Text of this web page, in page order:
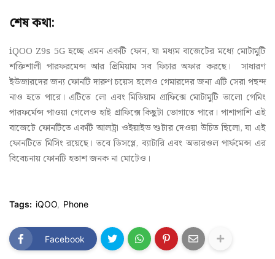
শেষ কথা:
iQOO Z9s 5G হচ্ছে এমন একটি ফোন, যা মধ্যম বাজেটের মধ্যে মোটামুটি
শক্তিশালী পারফরমেন্স আর প্রিমিয়াম সব ফিচার অফার করছে। সাধারণ
ইউজারদের জন্য ফোনটি দারুণ চয়েস হলেও গেমারদের জন্য এটি সেরা পছন্দ
নাও হতে পারে। এটিতে লো এবং মিডিয়াম গ্রাফিক্সে মোটামুটি ভালো গেমিং
পারফর্মেন্স পাওয়া গেলেও হাই গ্রাফিক্সে কিছুটা ভোগাতে পারে। পাশাপাশি এই
বাজেটে ফোনটিতে একটি আলট্রা ওইয়াইড শুটার দেওয়া উচিত ছিলো, যা এই
ফোনটিতে মিসিং রয়েছে। তবে ডিসপ্লে, ব্যাটারি এবং অভারওল পার্ফমেন্স এর
বিবেচনায় ফোনটি হতাশ জনক না মোটেও।
Tags: iQOO Phone
Facebook